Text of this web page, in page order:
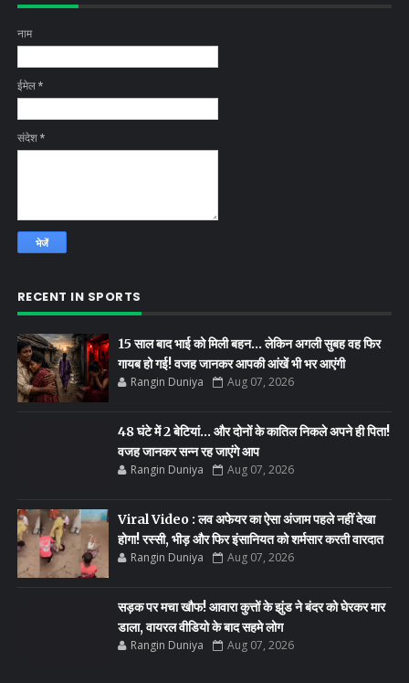
नाम
ईमेल *
संदेश *
RECENT IN SPORTS
15 साल बाद भाई को मिली बहन... लेकिन अगली सुबह वह फिर
गायब हो गई! वजह जानकर आपकी आंखें भी भर आएंगी
Rangin Duniya Aug 07, 2026
48 घंटे में 2 बेटियां... और दोनों के कातिल निकले अपने ही पिता!
वजह जानकर सन्न रह जाएंगे आप
Rangin Duniya Aug 07, 2026
Viral Video : लव अफेयर का ऐसा अंजाम पहले नहीं देखा
होगा! रस्सी, भीड़ और फिर इंसानियत को शर्मसार करती वारदात
Rangin Duniya Aug 07, 2026
सड़क पर मचा खौफ! आवारा कुत्तों के झुंड ने बंदर को घेरकर मार
डाला, वायरल वीडियो के बाद सहमे लोग
Rangin Duniya Aug 07, 2026